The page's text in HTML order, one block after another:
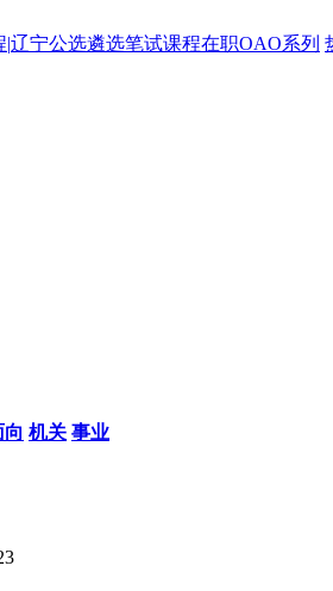
|辽宁公选遴选笔试课程在职OAO系列
向 机关 事业